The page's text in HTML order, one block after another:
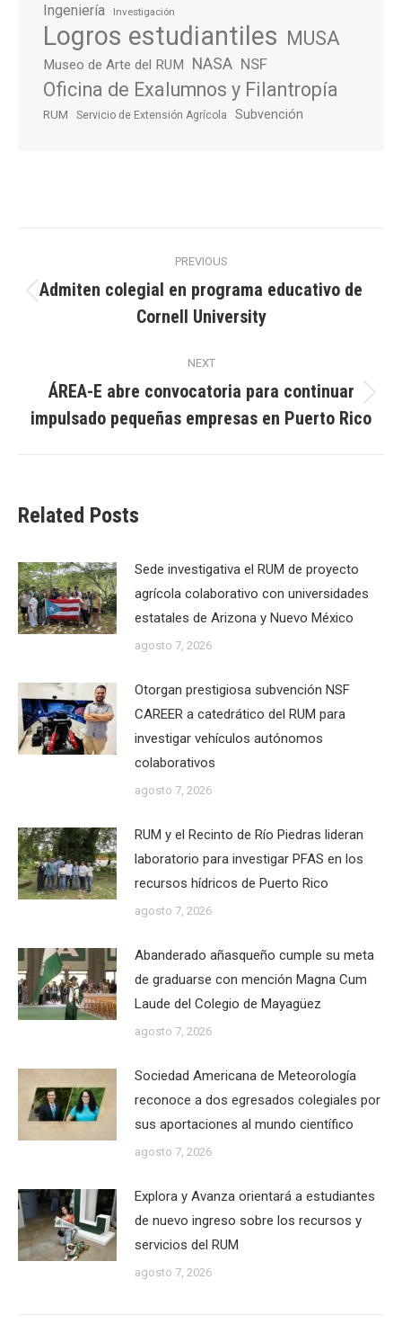
Ingeniería Investigación
Logros estudiantiles MUSA
Museo de Arte del RUM NASA NSF
Oficina de Exalumnos y Filantropía
RUM Servicio de Extensión Agrícola Subvención
navigation
PREVIOUS
Previous
post:
Admiten colegial en programa educativo de
Cornell University
NEXT
Next
post:
ÁREA-E abre convocatoria para continuar
impulsado pequeñas empresas en Puerto Rico
Related Posts
Sede investigativa el RUM de proyecto
agrícola colaborativo con universidades
estatales de Arizona y Nuevo México
agosto 7, 2026
Otorgan prestigiosa subvención NSF
CAREER a catedrático del RUM para
investigar vehículos autónomos
colaborativos
agosto 7, 2026
RUM y el Recinto de Río Piedras lideran
laboratorio para investigar PFAS en los
recursos hídricos de Puerto Rico
agosto 7, 2026
Abanderado añasqueño cumple su meta
de graduarse con mención Magna Cum
Laude del Colegio de Mayagüez
agosto 7, 2026
Sociedad Americana de Meteorología
reconoce a dos egresados colegiales por
sus aportaciones al mundo científico
agosto 7, 2026
Explora y Avanza orientará a estudiantes
de nuevo ingreso sobre los recursos y
servicios del RUM
agosto 7, 2026